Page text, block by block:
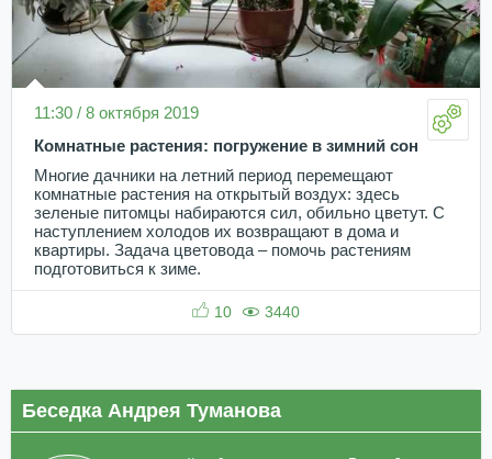
11:30 / 8 октября 2019
Комнатные растения: погружение в зимний сон
Многие дачники на летний период перемещают
комнатные растения на открытый воздух: здесь
зеленые питомцы набираются сил, обильно цветут. С
наступлением холодов их возвращают в дома и
квартиры. Задача цветовода – помочь растениям
подготовиться к зиме.
10 3440
Беседка Андрея Туманова